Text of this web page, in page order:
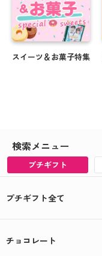
スイーツ＆お菓子特集
検索メニュー
プチギフト
プチギフト全て
チョコレート